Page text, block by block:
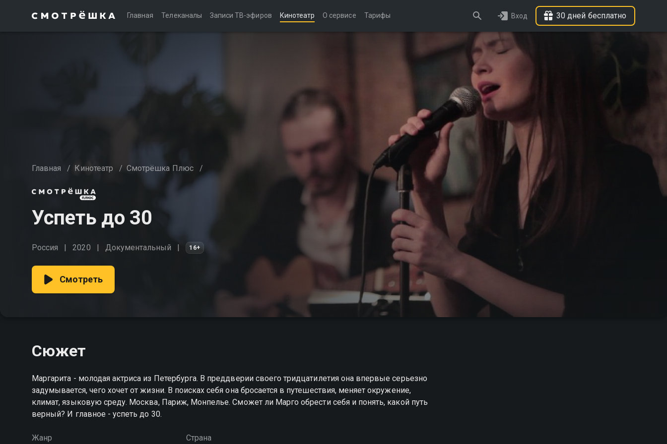
Главная Телеканалы Записи ТВ-эфиров Кинотеатр О сервисе Тарифы Вход 30 дней бесплатно
Главная / Кинотеатр / Смотрёшка Плюс /
Успеть до 30
Россия 2020 Документальный 16+
Смотреть
Сюжет
Маргарита - молодая актриса из Петербурга. В преддверии своего тридцатилетия она впервые серьезно
задумывается, чего хочет от жизни. В поисках себя она бросается в путешествия, меняет окружение,
климат, языковую среду. Москва, Париж, Монпелье. Сможет ли Марго обрести себя и понять, какой путь
верный? И главное - успеть до 30.
Жанр Страна